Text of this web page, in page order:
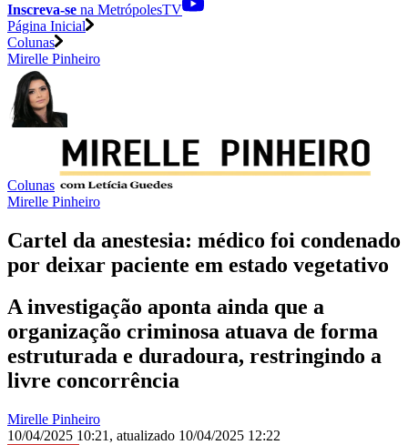
Inscreva-se na MetrópolesTV
Página Inicial
Colunas
Mirelle Pinheiro
Colunas
Mirelle Pinheiro
Cartel da anestesia: médico foi condenado
por deixar paciente em estado vegetativo
A investigação aponta ainda que a
organização criminosa atuava de forma
estruturada e duradoura, restringindo a
livre concorrência
Mirelle Pinheiro
10/04/2025 10:21 , atualizado 10/04/2025 12:22